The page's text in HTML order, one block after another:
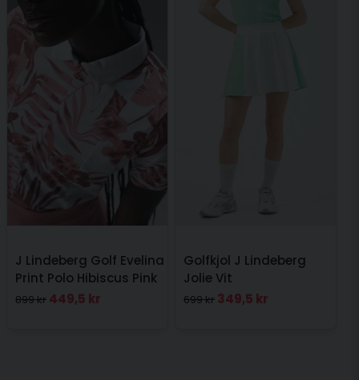
J Lindeberg Golf Evelina
Print Polo Hibiscus Pink
899 kr 449,5 kr
Golfkjol J Lindeberg
Jolie Vit
699 kr 349,5 kr